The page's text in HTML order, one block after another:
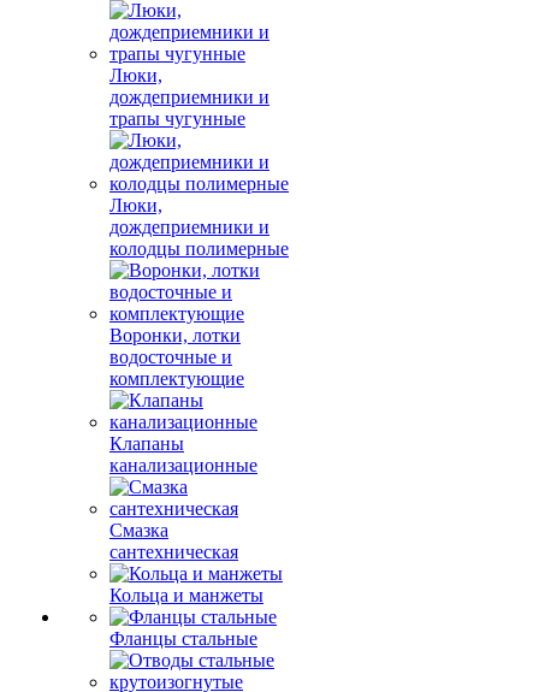
Люки,
дождеприемники и
трапы чугунные
Люки,
дождеприемники и
колодцы полимерные
Воронки, лотки
водосточные и
комплектующие
Клапаны
канализационные
Смазка
сантехническая
Кольца и манжеты
Фланцы стальные